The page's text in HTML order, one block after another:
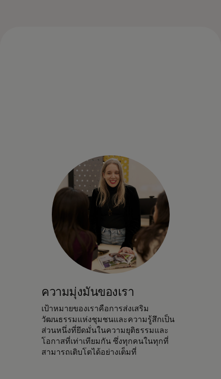
ความมุ่งมั่นของเรา
เป้าหมายของเราคือการส่งเสริม
วัฒนธรรมแห่งชุมชนและความรู้สึกเป็น
ส่วนหนึ่งที่ยึดมั่นในความยุติธรรมและ
โอกาสที่เท่าเทียมกัน ซึ่งทุกคนในทุกที่
สามารถเติบโตได้อย่างเต็มที่